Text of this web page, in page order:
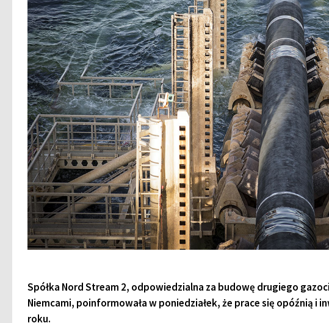
Spółka Nord Stream 2, odpowiedzialna za budowę drugiego
Niemcami, poinformowała w poniedziałek, że prace się opóźnią i
roku.